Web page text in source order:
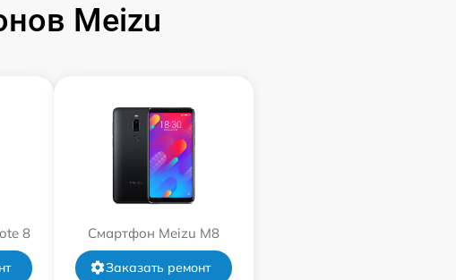
Meizu
8 Смартфон Meizu M8
Заказать ремонт